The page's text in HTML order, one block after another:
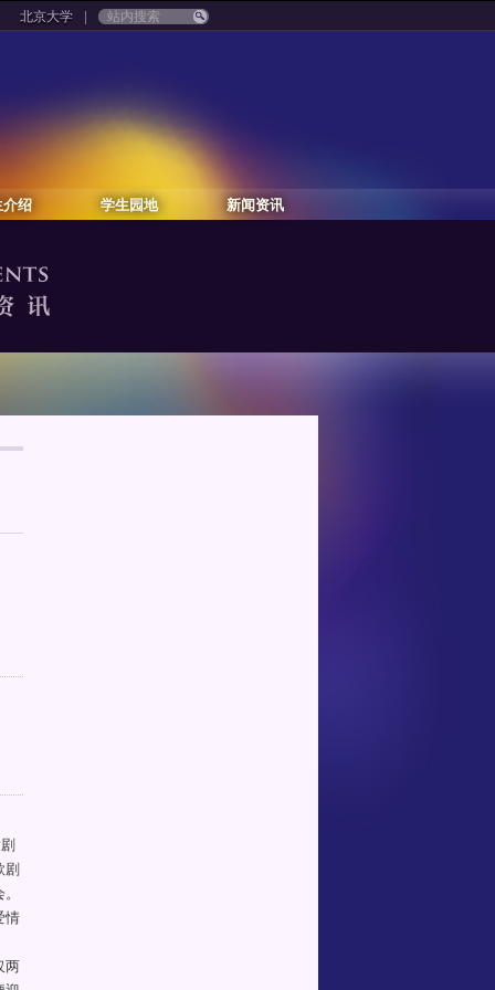
北京大学 |
介绍 学生园地 新闻资讯
情
两